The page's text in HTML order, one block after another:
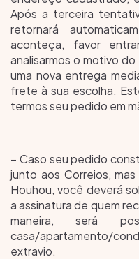
Após a terceira
retornará
aconteça, favor
analisarmos o motivo
uma nova entrega
frete à sua escolha.
termos seu pedido em
– Caso seu pedido
junto aos Correios,
Houhou, você deverá
a assinatura de quem
maneira, será
casa/apartamento/
extravio.